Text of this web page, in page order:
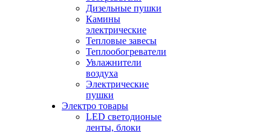
Дизельные пушки
Камины
электрические
Тепловые завесы
Теплообогреватели
Увлажнители
воздуха
Электрические
пушки
Электро товары
LED светодионые
ленты, блоки